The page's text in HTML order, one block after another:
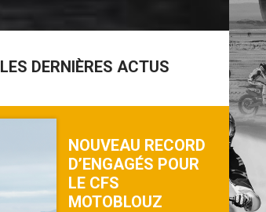
LES DERNIÈRES ACTUS
NOUVEAU RECORD
D’ENGAGÉS POUR
LE CFS
MOTOBLOUZ